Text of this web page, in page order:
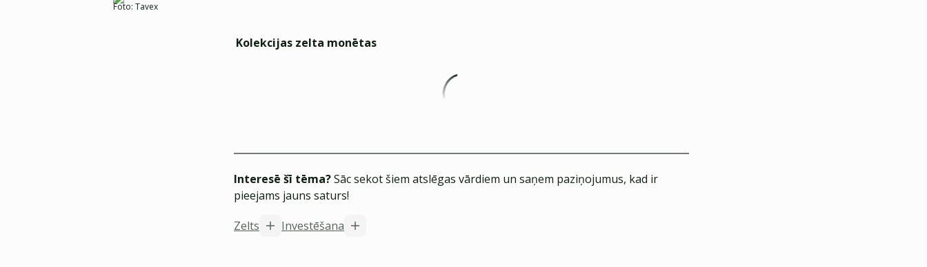
Foto: Tavex
Kolekcijas zelta monētas
Interesē šī tēma?Sāc sekot šiem atslēgas vārdiem un saņem paziņojumus, kad ir
pieejams jauns saturs!
Zelts
Investēšana